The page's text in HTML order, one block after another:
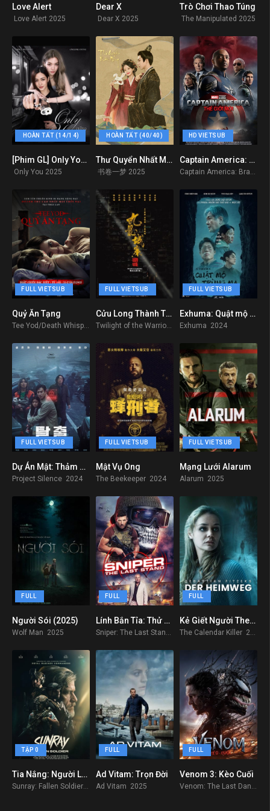
Love Alert
Love Alert 2025
Dear X
Dear X 2025
7
Trò Chơi Thao Túng
The Manipulated 2025
HOÀN TẤT (14/14)
0
[Phim GL] Only You The Series
Only You 2025
HOÀN TẤT (40/40)
0Thư Quyển Nhất Mộng
书卷一梦 2025
HD VIETSUB
5.9Captain America: Thế Giới Mới
Captain America: Brave New World 2025
FULL VIETSUB
Quỷ Ăn Tạng
Tee Yod/Death Whisperer 2023
FULL VIETSUB
6.3Cửu Long Thành Trại: Vây Thành
Twilight of the Warriors Walled In 2024
FULL VIETSUB
7.498Exhuma: Quật mộ trùng ma
Exhuma 2024
FULL VIETSUB
8.7
Dự Án Mật: Thảm Họa Trên Cầu
Project Silence 2024
FULL VIETSUB
Mật Vụ Ong
The Beekeeper 2024
FULL VIETSUB
6.7
Mạng Lưới Alarum
Alarum 2025
FULL
8.2
Người Sói (2025)
Wolf Man 2025
FULL
8.4
Lính Bắn Tỉa: Thử Thách Tử Thần
Sniper: The Last Stand 2025
FULL
7.7Kẻ Giết Người Theo Lịch
The Calendar Killer 2025
TẬP 0
7.7Tia Nắng: Người Lính Gục Ngã
FULL
6.5
Ad Vitam: Trọn Đời
Ad Vitam 2025
FULL
5
Venom 3: Kèo Cuối